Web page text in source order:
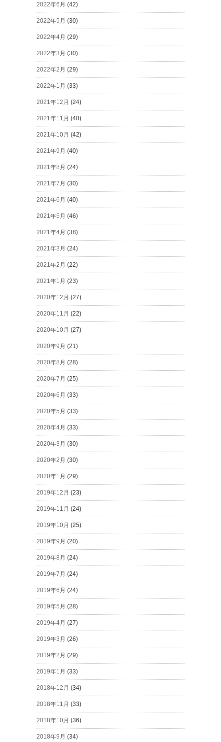
2022年6月 (42)
2022年5月 (30)
2022年4月 (29)
2022年3月 (30)
2022年2月 (29)
2022年1月 (33)
2021年12月 (24)
2021年11月 (40)
2021年10月 (42)
2021年9月 (40)
2021年8月 (24)
2021年7月 (30)
2021年6月 (40)
2021年5月 (46)
2021年4月 (38)
2021年3月 (24)
2021年2月 (22)
2021年1月 (23)
2020年12月 (27)
2020年11月 (22)
2020年10月 (27)
2020年9月 (21)
2020年8月 (28)
2020年7月 (25)
2020年6月 (33)
2020年5月 (33)
2020年4月 (33)
2020年3月 (30)
2020年2月 (30)
2020年1月 (29)
2019年12月 (23)
2019年11月 (24)
2019年10月 (25)
2019年9月 (20)
2019年8月 (24)
2019年7月 (24)
2019年6月 (24)
2019年5月 (28)
2019年4月 (27)
2019年3月 (26)
2019年2月 (29)
2019年1月 (33)
2018年12月 (34)
2018年11月 (33)
2018年10月 (36)
2018年9月 (34)